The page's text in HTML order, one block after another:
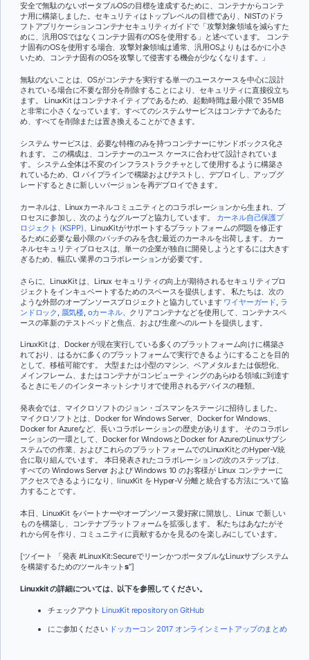
安全で無駄のないポータブルOSの目標を達成するために、コンテナからコンテ
ナ用に構築しました。セキュリティはトップレベルの目標であり、NISTのドラ
フトアプリケーションコンテナセキュリティガイドで「攻撃対象領域を減らすた
めに、汎用OSではなくコンテナ固有のOSを使用する」と述べています。 コンテ
ナ固有のOSを使用する場合、攻撃対象領域は通常、汎用OSよりもはるかに小さ
いため、コンテナ固有のOSを攻撃して侵害する機会が少なくなります。」
無駄のないことは、OSがコンテナを実行する単一のユースケースを中心に設計
されている場合に不要な部分を削除することにより、セキュリティに直接役立ち
ます。 LinuxKit はコンテナネイティブであるため、起動時間は最小限で 35MB
と非常に小さくなっています。すべてのシステムサービスはコンテナであるた
め、すべてを削除または置き換えることができます。
システム サービスは、必要な特権のみを持つコンテナーにサンドボックス化さ
れます。 この構成は、コンテナーのユース ケースに合わせて設計されていま
す。 システム全体は不変のインフラストラクチャとして使用するように構築さ
れているため、CI パイプラインで構築およびテストし、デプロイし、アップグ
レードするときに新しいバージョンを再デプロイできます。
カーネルは、Linuxカーネルコミュニティとのコラボレーションから生まれ、プ
ロセスに参加し、次のようなグループと協力しています。 カーネル自己保護プ
ロジェクト (KSPP) 、LinuxKitがサポートするプラットフォームの問題を修正す
るために必要な最小限のパッチのみを含む最近のカーネルを出荷します。 カー
ネルセキュリティプロセスは、単一の企業が独自に開発しようとするには大きす
ぎるため、幅広い業界のコラボレーションが必要です。
さらに、LinuxKit は、Linux セキュリティの向上が期待されるセキュリティプロ
ジェクトをインキュベートするためのスペースを提供します。 私たちは、次の
ような外部のオープンソースプロジェクトと協力しています ワイヤーガード ラ
ンドロック
蜃気楼 oカーネル、クリアコンテナなどを使用して、コンテナスペ
ースの革新のテストベッドと焦点、および生産へのルートを提供します。
LinuxKit は、Docker が現在実行している多くのプラットフォーム向けに構築さ
れており、はるかに多くのプラットフォームで実行できるようにすることを目的
として、移植可能です。 大型または小型のマシン、ベアメタルまたは仮想化、
メインフレーム、またはコンテナがコンピューティングのあらゆる領域に到達す
るときにモノのインターネットシナリオで使用されるデバイスの種類。
発表会では、マイクロソフトのジョン・ゴスマンをステージに招待しました。
マイクロソフトとは、Docker for Windows Server、Docker for Windows、
Docker for Azureなど、長いコラボレーションの歴史があります。 そのコラボレ
ーションの一環として、Docker for WindowsとDocker for AzureのLinuxサブシ
ステムでの作業、およびこれらのプラットフォームでのLinuxKitとのHyper-V統
合に取り組んでいます。 本日発表されたコラボレーションの次のステップは、
すべての Windows Server および Windows 10 のお客様が Linux コンテナーに
アクセスできるようになり、linuxKit を Hyper-V 分離と統合する方法について協
力することです。
本日、LinuxKit をパートナーやオープンソース愛好家に開放し、Linux で新しい
ものを構築し、コンテナプラットフォームを拡張します。 私たちはあなたがそ
れから何を作り、コミュニティに貢献するかを見るのを楽しみにしています。
[ツイート 「発表 #LinuxKit:SecureでリーンかつポータブルなLinuxサブシステム
を構築するためのツールキットs“]
Linuxkit の詳細については、以下を参照してください。
チェックアウト LinuxKit repository on GitHub
にご参加ください ドッカーコン 2017 オンラインミートアップのまとめ